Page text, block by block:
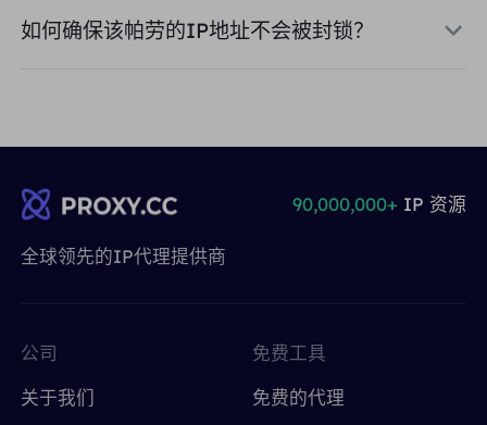
如何确保该帕劳的IP地址不会被封锁？
全球领先的IP代理提供商
90,000,000+ IP 资源
公司
关于我们
免费工具
免费的代理